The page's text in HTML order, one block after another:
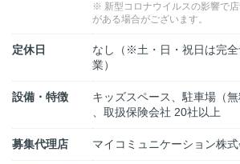
※ 新型コロナウイルスの影響で
がある場合がございます。
定休日
なし（※土・日・祝日は完
業）
設備・特徴
キッズスペース、駐車場（
、取扱保険会社 20社以上
募集代理店 マイコミュニケーション株